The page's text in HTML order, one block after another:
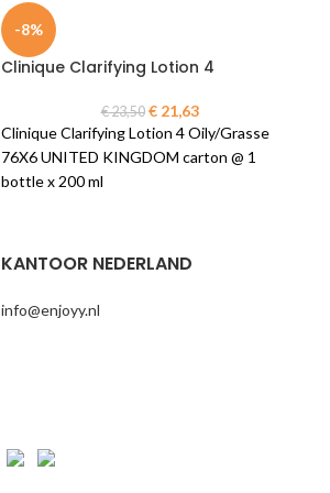
-8%
Clinique Clarifying Lotion 4
€23,50 €21,63
Clinique Clarifying Lotion 4 Oily/Grasse
76X6 UNITED KINGDOM carton @ 1
bottle x 200 ml
KANTOOR NEDERLAND
info@enjoyy.nl